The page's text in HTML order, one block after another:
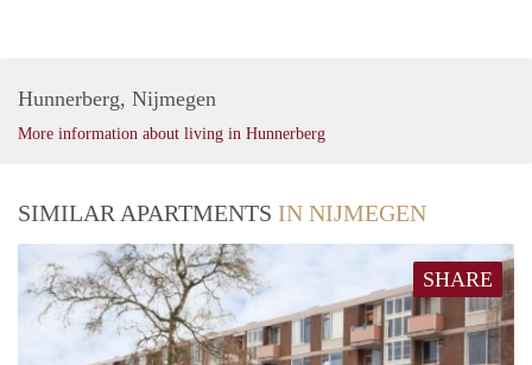
Hunnerberg, Nijmegen
More information about living in Hunnerberg
SIMILAR APARTMENTS IN NIJMEGEN
SHARE